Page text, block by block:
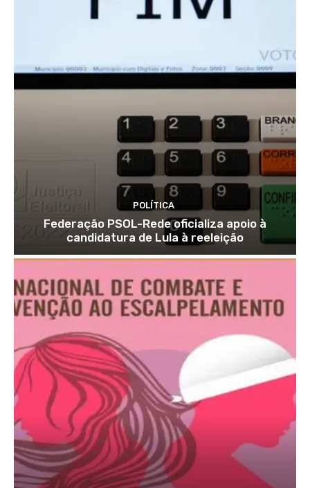
POLÍTICA
Federação PSOL-Rede oficializa apoio à
candidatura de Lula à reeleição